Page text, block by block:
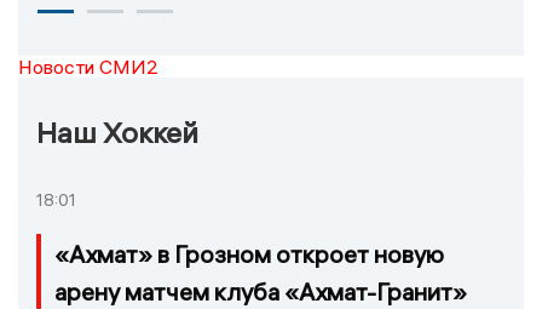
Новости СМИ2
Наш Хоккей
18:01
«Ахмат» в Грозном откроет новую
арену матчем клуба «Ахмат-Гранит»